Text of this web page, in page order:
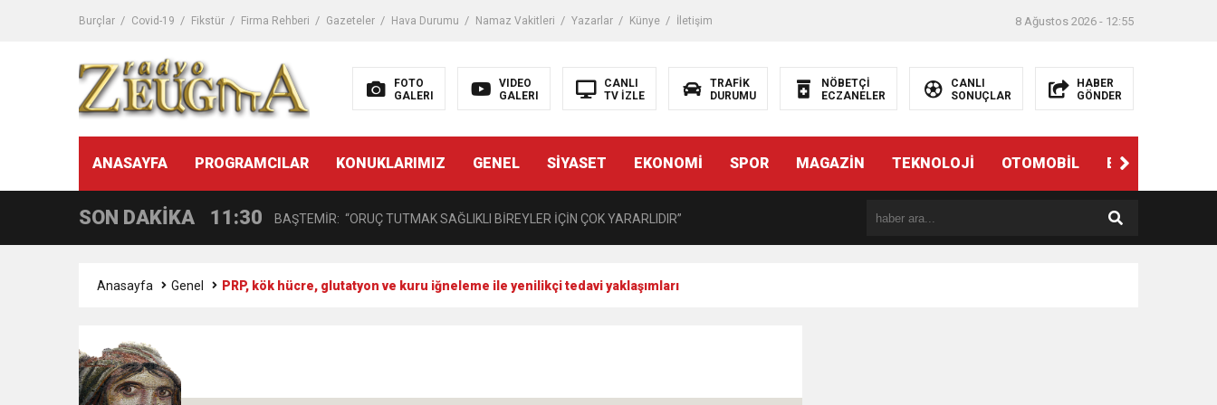
Burçlar Covid-19 Fikstür Firma Rehberi Gazeteler Hava Durumu Namaz Vakitleri Yazarlar Künye İletişim 8 Ağustos 2026 - 12:55
FOTO
GALERI
VIDEO
GALERI
CANLI
TV İZLE
TRAFİK
DURUMU
NÖBETÇİ
ECZANELER
CANLI
SONUÇLAR
HABER
GÖNDER
ANASAYFA PROGRAMCILAR KONUKLARIMIZ GENEL SİYASET EKONOMİ SPOR MAGAZİN TEKNOLOJİ OTOMOBİL EĞİTİM
SON DAKİKA
14:08 Gaziantep FK o yıldızı getiriyor
11:59 GÖĞÜS HASTALIKLARI UZMANINDAN LİSELİLERE BİLGİLENDİRME
11:30 BAŞTEMİR: “ORUÇ TUTMAK SAĞLIKLI BİREYLER İÇİN ÇOK YARARLIDIR”
Anasayfa Genel PRP, kök hücre, glutatyon ve kuru iğneleme ile yenilikçi tedavi yaklaşımları